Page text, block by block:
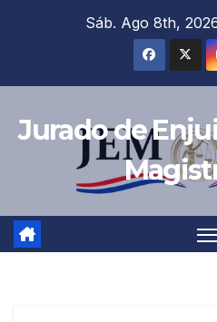
Sáb. Ago 8th,
Jurado de